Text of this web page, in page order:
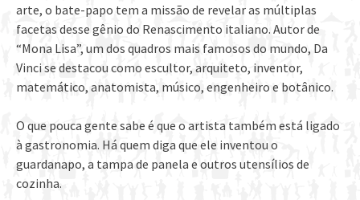
arte, o bate-papo tem a missão de revelar as múltiplas
facetas desse gênio do Renascimento italiano. Autor de
“Mona Lisa”, um dos quadros mais famosos do mundo, Da
Vinci se destacou como escultor, arquiteto, inventor,
matemático, anatomista, músico, engenheiro e botânico.
O que pouca gente sabe é que o artista também está ligado
à gastronomia. Há quem diga que ele inventou o
guardanapo, a tampa de panela e outros utensílios de
cozinha.